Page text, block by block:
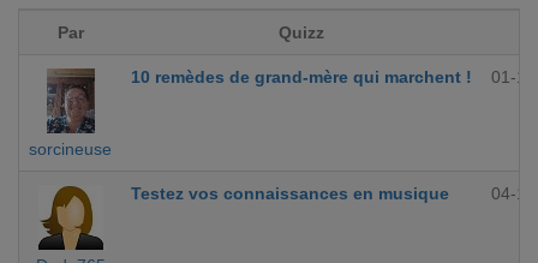
Par Quizz
sorcineuse
10 remèdes de grand-mère qui marchent ! 01-
Testez vos connaissances en musique 04-